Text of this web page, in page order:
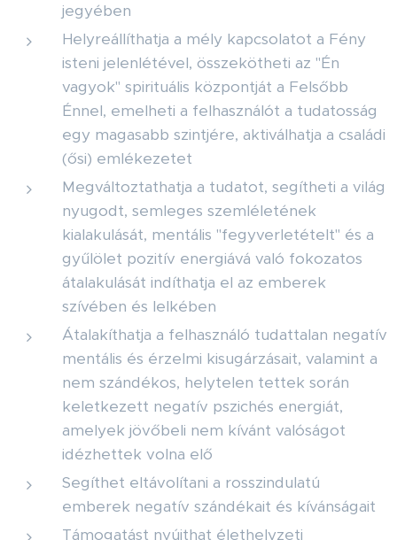
jegyében
Helyreállíthatja a mély kapcsolatot a Fény
isteni jelenlétével, összekötheti az "Én
vagyok" spirituális központját a Felsőbb
Énnel, emelheti a felhasználót a tudatosság
egy magasabb szintjére, aktiválhatja a családi
(ősi) emlékezetet
Megváltoztathatja a tudatot, segítheti a világ
nyugodt, semleges szemléletének
kialakulását, mentális "fegyverletételt" és a
gyűlölet pozitív energiává való fokozatos
átalakulását indíthatja el az emberek
szívében és lelkében
Átalakíthatja a felhasználó tudattalan negatív
mentális és érzelmi kisugárzásait, valamint a
nem szándékos, helytelen tettek során
keletkezett negatív pszichés energiát,
amelyek jövőbeli nem kívánt valóságot
idézhettek volna elő
Segíthet eltávolítani a rosszindulatú
emberek negatív szándékait és kívánságait
Támogatást nyújthat élethelyzeti